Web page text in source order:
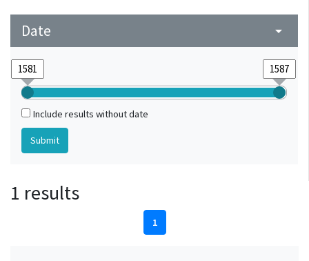
Date arrow_drop_down
Include results without date
1 results
1